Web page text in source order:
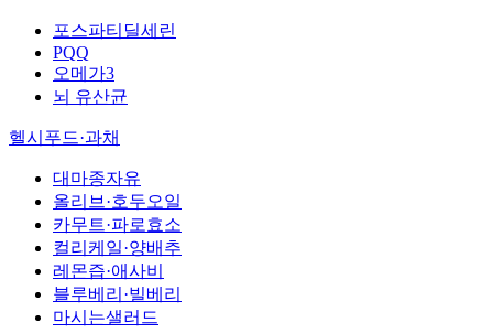
포스파티딜세린
PQQ
오메가3
뇌 유산균
헬시푸드·과채
대마종자유
올리브·호두오일
카무트·파로효소
컬리케일·양배추
레몬즙·애사비
블루베리·빌베리
마시는샐러드